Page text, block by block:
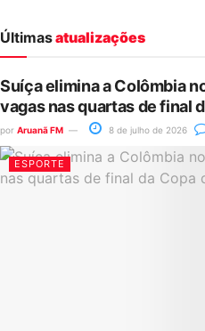
Últimasatualizações
Suíça elimina a Colômbia
vagas nas quartas de final
por Aruanã FM 8 de julho de 2026
ESPORTE